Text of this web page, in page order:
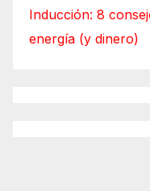
Inducción: 8
energía (y dinero)